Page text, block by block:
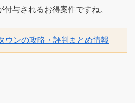
与されるお得案件ですね。
ウンの攻略・評判まとめ情報